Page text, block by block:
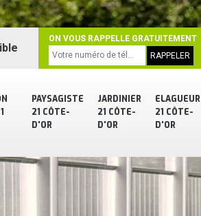
PAYSAGISTE
21 CÔTE-
D'OR
JARDINIER
21 CÔTE-
D'OR
ELAGUEUR
21 CÔTE-
D'OR
ON VOUS RAPPELLE GRATUITEMENT